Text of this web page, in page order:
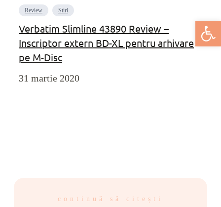
Deschide
Review Stiri
Verbatim Slimline 43890 Review –
Inscriptor extern BD-XL pentru arhivare
pe M-Disc
31 martie 2020
continuă să citești